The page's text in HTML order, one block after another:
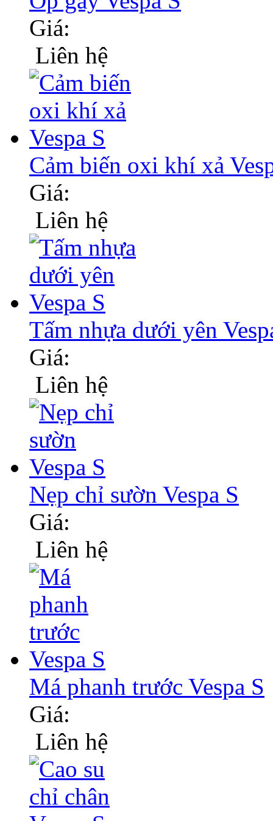
Giá:
Liên hệ
Cảm biến oxi khí xả
Giá:
Liên hệ
Tấm nhựa dưới yên
Giá:
Liên hệ
Nẹp chỉ sườn Vespa S
Giá:
Liên hệ
Má phanh trước Vespa S
Giá:
Liên hệ